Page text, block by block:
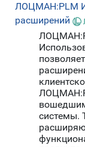
ЛОЦМАН:PLM
расширений
системы.